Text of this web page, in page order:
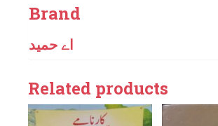
Brand
اے حمید
Related products